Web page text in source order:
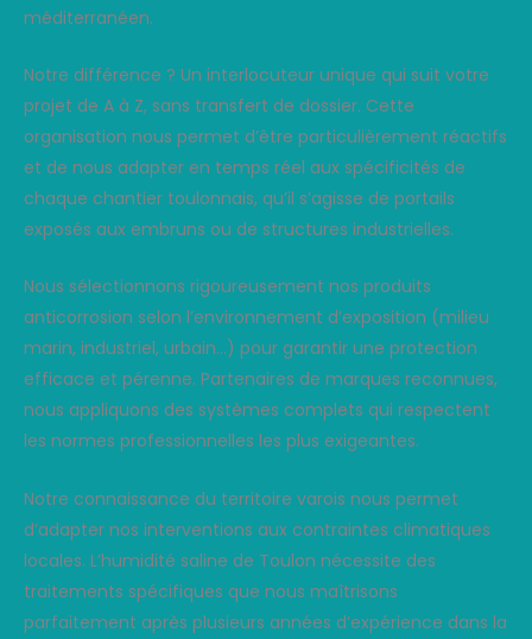
méditerranéen.
Notre différence ? Un interlocuteur unique qui suit votre
projet de A à Z, sans transfert de dossier. Cette
organisation nous permet d’être particulièrement réactifs
et de nous adapter en temps réel aux spécificités de
chaque chantier toulonnais, qu’il s’agisse de portails
exposés aux embruns ou de structures industrielles.
Nous sélectionnons rigoureusement nos produits
anticorrosion selon l’environnement d’exposition (milieu
marin, industriel, urbain…) pour garantir une protection
efficace et pérenne. Partenaires de marques reconnues,
nous appliquons des systèmes complets qui respectent
les normes professionnelles les plus exigeantes.
Notre connaissance du territoire varois nous permet
d’adapter nos interventions aux contraintes climatiques
locales. L’humidité saline de Toulon nécessite des
traitements spécifiques que nous maîtrisons
parfaitement après plusieurs années d’expérience dans la